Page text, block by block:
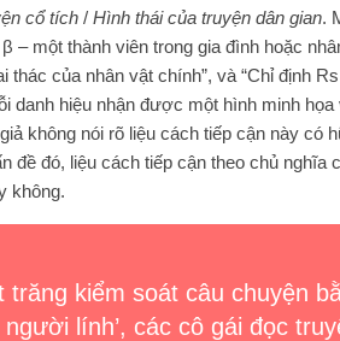
cổ tích / Hình thái của truyện dân gian.
– một thành viên trong gia đình hoặc
thác của nhân vật chính”, và “Chỉ định
danh hiệu nhận được một hình minh
không nói rõ liệu cách tiếp cận này có
đề đó, liệu cách tiếp cận theo chủ
không.
trăng kiểm soát câu chuyện
người lính’, các cô gái đọc